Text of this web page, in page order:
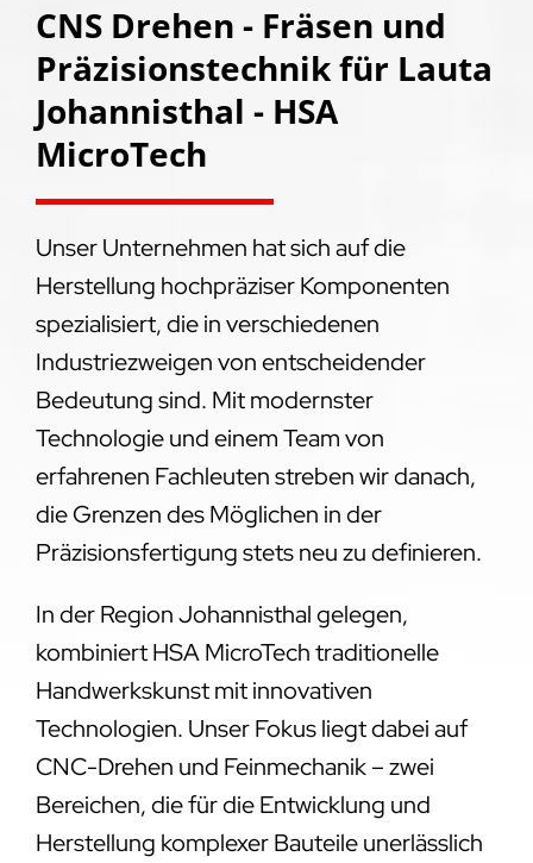
CNS Drehen - Fräsen und
Präzisionstechnik für Lauta
Johannisthal - HSA
MicroTech
Unser Unternehmen hat sich auf die
Herstellung hochpräziser Komponenten
spezialisiert, die in verschiedenen
Industriezweigen von entscheidender
Bedeutung sind. Mit modernster
Technologie und einem Team von
erfahrenen Fachleuten streben wir danach,
die Grenzen des Möglichen in der
Präzisionsfertigung stets neu zu definieren.
In der Region Johannisthal gelegen,
kombiniert HSA MicroTech traditionelle
Handwerkskunst mit innovativen
Technologien. Unser Fokus liegt dabei auf
CNC-Drehen und Feinmechanik – zwei
Bereichen, die für die Entwicklung und
Herstellung komplexer Bauteile unerlässlich